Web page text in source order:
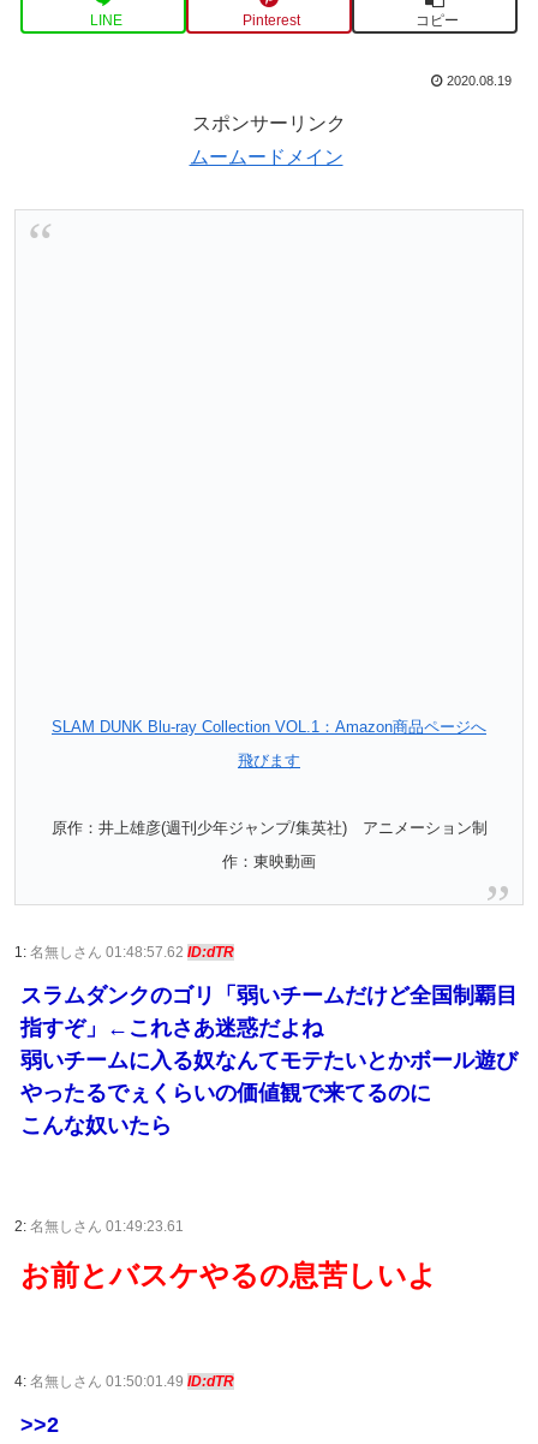
LINE Pinterest コピー
2020.08.19
スポンサーリンク
ムームードメイン
SLAM DUNK Blu-ray Collection VOL.1：Amazon商品ページへ
飛びます
原作：井上雄彦(週刊少年ジャンプ/集英社) アニメーション制
作：東映動画
1: 名無しさん 01:48:57.62 ID:dTR
スラムダンクのゴリ「弱いチームだけど全国制覇目
指すぞ」←これさあ迷惑だよね
弱いチームに入る奴なんてモテたいとかボール遊び
やったるでぇくらいの価値観で来てるのに
こんな奴いたら
2: 名無しさん 01:49:23.61
お前とバスケやるの息苦しいよ
4: 名無しさん 01:50:01.49 ID:dTR
>>2